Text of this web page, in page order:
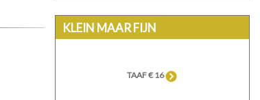
KLEIN MAAR FIJN
TAAF € 16